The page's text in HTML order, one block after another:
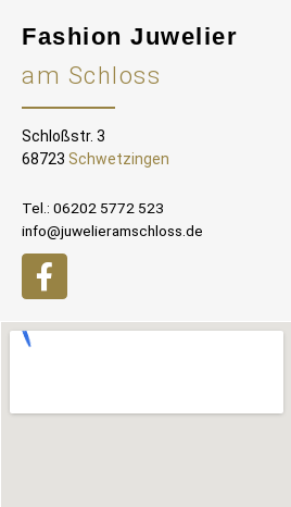
Fashion Juwelier
am Schloss
Schloßstr. 3
68723 Schwetzingen
Tel.: 06202 5772 523
info@juwelieramschloss.de